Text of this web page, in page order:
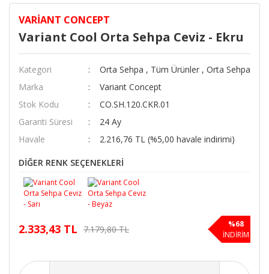
VARIANT CONCEPT
Variant Cool Orta Sehpa Ceviz - Ekru
Kategori Orta Sehpa , Tüm Ürünler , Orta Sehpa
Marka
Variant Concept
Stok Kodu
CO.SH.120.CKR.01
Garanti Süresi
24 Ay
Havale
2.216,76 TL (%5,00 havale indirimi)
DİĞER RENK SEÇENEKLERİ
2.333,43 TL 7.179,80 TL
%68
İNDİRİM